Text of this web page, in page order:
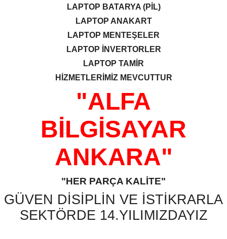
LAPTOP BATARYA (PİL)
LAPTOP ANAKART
LAPTOP MENTEŞELER
LAPTOP İNVERTORLER
LAPTOP TAMİR
HİZMETLERİMİZ MEVCUTTUR
"ALFA
BİLGİSAYAR
ANKARA"
"HER PARÇA KALİTE"
GÜVEN DİSİPLİN VE İSTİKRARLA
SEKTÖRDE 14.YILIMIZDAYIZ